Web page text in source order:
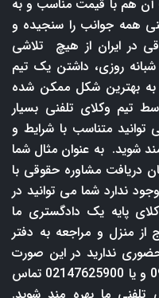
آن هم با قیمت مناسب و به
همه جوانب را سنجیده و
در ایران از هیچ تلاشی
روزی، داشتن یک تیم
بهترین شکل ممکن شده
تیم وکلای تلفنی بسیار
متناسب با شرایط و
شوید. به عنوان مثال شما
دریافت مشاوره حقوقی با
ندارد شما می توانید در
پایه یک دادگستری ما
از منزل و مراجعه به دفتر
ندارید در این صورت
نیز می توانید با شماره 09212242670 و یا 02147625900 تماس